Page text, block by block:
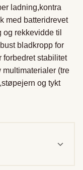
ladning,kontra
med batteridrevet
rekkevidde til
bladkropp for
forbedret stabilitet
(tre
og tykt